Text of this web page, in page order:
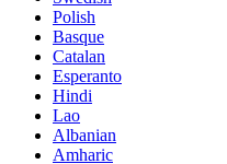
Polish
Basque
Catalan
Esperanto
Hindi
Lao
Albanian
Amharic